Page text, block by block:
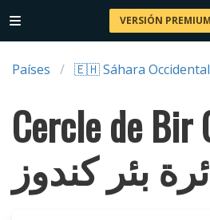
VERSIÓN PREMIUM
Países 🇪🇭 Sáhara Occidental
Cercle de Bir
بئر كندوز